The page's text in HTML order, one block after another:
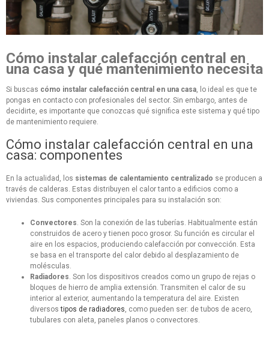
Cómo instalar calefacción central en
una casa y qué mantenimiento necesita
Si buscas cómo instalar calefacción central en una casa, lo ideal es que te
pongas en contacto con profesionales del sector. Sin embargo, antes de
decidirte, es importante que conozcas qué significa este sistema y qué tipo
de mantenimiento requiere.
Cómo instalar calefacción central en una
casa: componentes
En la actualidad, los sistemas de calentamiento centralizado se producen a
través de calderas. Estas distribuyen el calor tanto a edificios como a
viviendas. Sus componentes principales para su instalación son:
Convectores. Son la conexión de las tuberías. Habitualmente están
construidos de acero y tienen poco grosor. Su función es circular el
aire en los espacios, produciendo calefacción por convección. Esta
se basa en el transporte del calor debido al desplazamiento de
molésculas.
Radiadores. Son los dispositivos creados como un grupo de rejas o
bloques de hierro de amplia extensión. Transmiten el calor de su
interior al exterior, aumentando la temperatura del aire. Existen
diversostipos de radiadores, como pueden ser: de tubos de acero,
tubulares con aleta, paneles planos o convectores.